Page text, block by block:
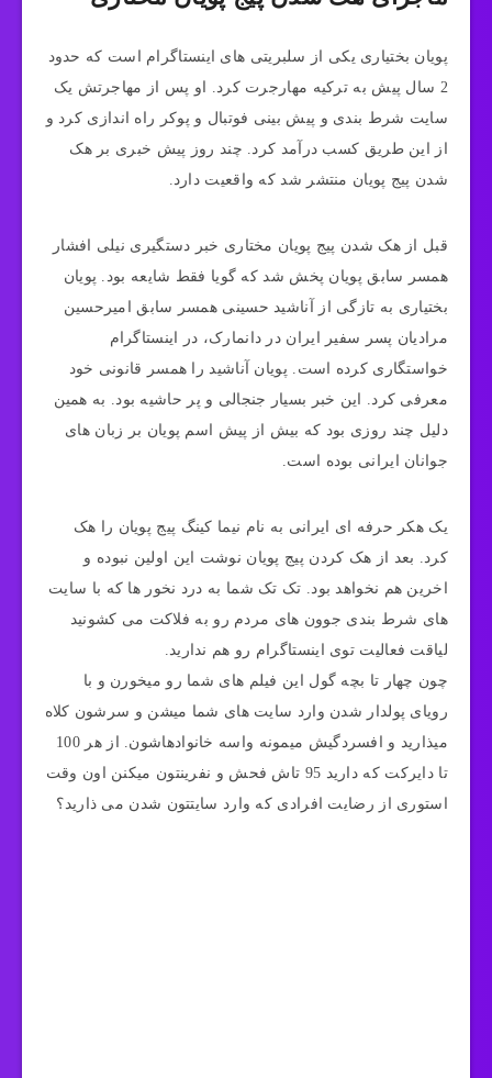
پویان بختیاری یکی از سلبریتی های اینستاگرام است که حدود
2 سال پیش به ترکیه مهارجرت کرد. او پس از مهاجرتش یک
سایت شرط بندی و پیش بینی فوتبال و پوکر راه اندازی کرد و
از این طریق کسب درآمد کرد. چند روز پیش خبری بر هک
شدن پیج پویان منتشر شد که واقعیت دارد.
قبل از هک شدن پیج پویان مختاری خبر دستگیری نیلی افشار
همسر سابق پویان پخش شد که گویا فقط شایعه بود. پویان
بختیاری به تازگی از آناشید حسینی همسر سابق امیرحسین
مرادیان پسر سفیر ایران در دانمارک، در اینستاگرام
خواستگاری کرده است. پویان آناشید را همسر قانونی خود
معرفی کرد. این خبر بسیار جنجالی و پر حاشیه بود. به همین
دلیل چند روزی بود که بیش از پیش اسم پویان بر زبان های
جوانان ایرانی بوده است.
یک هکر حرفه ای ایرانی به نام نیما کینگ پیج پویان را هک
کرد. بعد از هک کردن پیج پویان نوشت این اولین نبوده و
اخرین هم نخواهد بود. تک تک شما به درد نخور ها که با سایت
های شرط بندی جوون های مردم رو به فلاکت می کشونید
لیاقت فعالیت توی اینستاگرام رو هم ندارید.
چون چهار تا بچه گول این فیلم های شما رو میخورن و با
رویای پولدار شدن وارد سایت های شما میشن و سرشون کلاه
میذارید و افسردگیش میمونه واسه خانوادهاشون. از هر 100
تا دایرکت که دارید 95 تاش فحش و نفرینتون میکنن اون وقت
استوری از رضایت افرادی که وارد سایتتون شدن می ذارید؟